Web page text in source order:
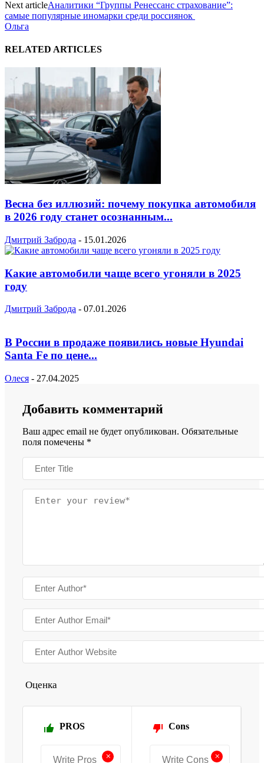
Next articleАналитики “Группы Ренессанс страхование”:
самые популярные иномарки среди россиянок
Ольга
RELATED ARTICLES
Весна без иллюзий: почему покупка автомобиля
в 2026 году станет осознанным...
Дмитрий Заброда - 15.01.2026
Какие автомобили чаще всего угоняли в 2025
году
Дмитрий Заброда - 07.01.2026
В России в продаже появились новые Hyundai
Santa Fe по цене...
Олеся - 27.04.2025
Добавить комментарий
Ваш адрес email не будет опубликован. Обязательные
поля помечены *
Оценка
PROS
+
Cons
+